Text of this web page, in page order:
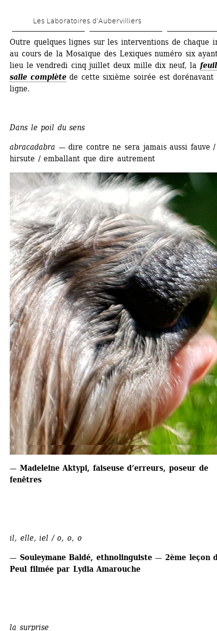
au
contenu
principal
Les Laboratoires d’Aubervilliers
Outre quelques lignes sur les interventions de chaque
au cours de la Mosaïque des Lexiques numéro six
lieu le vendredi cinq juillet deux mille dix neuf, la
salle complètede cette sixième soirée est dorénavant
ligne.
Dans le poil du sens
abracadabra — dire contre ne sera jamais aussi fauve /
hirsute / emballant que dire autrement
— Madeleine Aktypi, faiseuse d’erreurs, poseur de
fenêtres
il, elle, iel / o, o, o
— Souleymane Baldé, ethnolinguiste — 2ème leçon
Peul filmée par Lydia Amarouche
la surprise